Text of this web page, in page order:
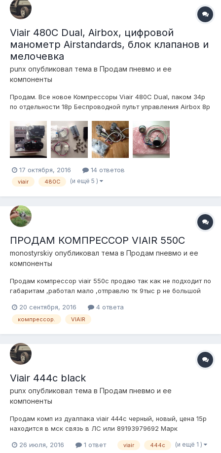
Viair 480C Dual, Airbox, цифровой
манометр Airstandards, блок клапанов и
мелочевка
punx опубликовал тема в Продам пневмо и ее
компоненты
Продам. Все новое Компрессоры Viair 480C Dual, паком 34р
по отдельности 18р Беспроводной пульт управления Airbox 8р
клапанов 2 контура, клапана SMC, 3р Мелочевка в виде
фитингов и осушителя из системы Air Lift Performance 3 Все
в Екат...
17 октября, 2016 14 ответов
viair 480C (и ещё 5 )
ПРОДАМ КОМПРЕССОР VIAIR 550C
monostyrskiy опубликовал тема в Продам пневмо и ее
компоненты
Продам компрессор viair 550c продаю так как не подходит по
габаритам ,работал мало ,отправлю тк 9тыс р не большой
20 сентября, 2016
4 ответа
компрессор. VIAIR
Viair 444c black
punx опубликовал тема в Продам пневмо и ее
компоненты
Продам комп из дуалпака viair 444c черный, новый, цена 15р
находится в мск связь в ЛС или 89193979692 Марк
26 июля, 2016 1 ответ viair 444c (и ещё 1 )